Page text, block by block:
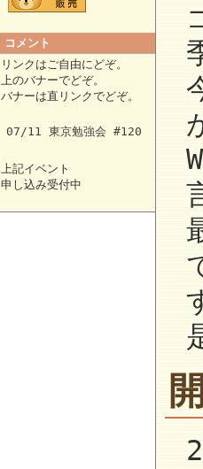
コメント
リンクはご自由にどぞ。
上のバナーでどぞ。
バナーは直リンクでどぞ。
07/11 東京勉強会 #120
上記イベント
申し込み受付中